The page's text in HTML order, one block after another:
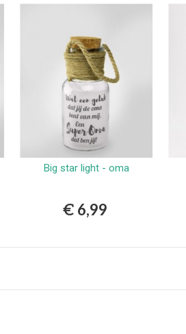
Bestellen
Big star light - oma
€ 6,99